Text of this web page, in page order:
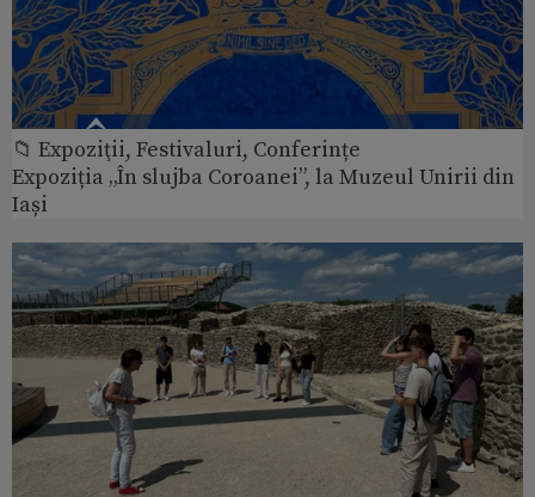
📁 Expoziţii, Festivaluri, Conferințe
Expoziția „În slujba Coroanei”, la Muzeul Unirii din
Iași